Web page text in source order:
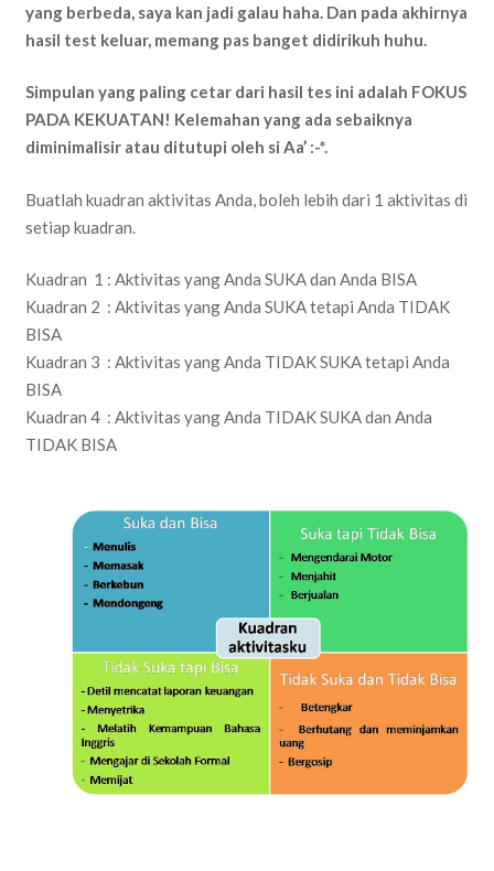
yang berbeda, saya kan jadi galau haha. Dan pada akhirnya
hasil test keluar, memang pas banget didirikuh huhu.
Simpulan yang paling cetar dari hasil tes ini adalah FOKUS
PADA KEKUATAN! Kelemahan yang ada sebaiknya
diminimalisir atau ditutupi oleh si Aa’ :-*.
Buatlah kuadran aktivitas Anda, boleh lebih dari 1 aktivitas di
setiap kuadran.
Kuadran 1 : Aktivitas yang Anda SUKA dan Anda BISA
Kuadran 2 : Aktivitas yang Anda SUKA tetapi Anda TIDAK
BISA
Kuadran 3 : Aktivitas yang Anda TIDAK SUKA tetapi Anda
BISA
Kuadran 4 : Aktivitas yang Anda TIDAK SUKA dan Anda
TIDAK BISA